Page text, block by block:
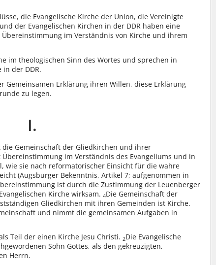
die Evangelische Kirche der Union, die Vereinigte
der Evangelischen Kirchen in der DDR haben eine
im Verständnis von Kirche und ihrem
im theologischen Sinn des Wortes und sprechen in
in der DDR.
Gemeinsamen Erklärung ihren Willen, diese Erklärung
zu legen.
I.
die Gemeinschaft der Gliedkirchen und ihrer
im Verständnis des Evangeliums und in
wie sie nach reformatorischer Einsicht für die wahre
(Augsburger Bekenntnis, Artikel 7; aufgenommen in
ist durch die Zustimmung der Leuenberger
Kirche wirksam.4Die Gemeinschaft der
Gliedkirchen mit ihren Gemeinden ist Kirche.
und nimmt die gemeinsamen Aufgaben in
Teil der einen Kirche Jesu Christi. 2Die Evangelische
Sohn Gottes, als den gekreuzigten,
Herrn.